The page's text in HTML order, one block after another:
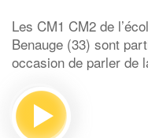
Les CM1 CM2 de
Benauge (33) sont
occasion de parler de